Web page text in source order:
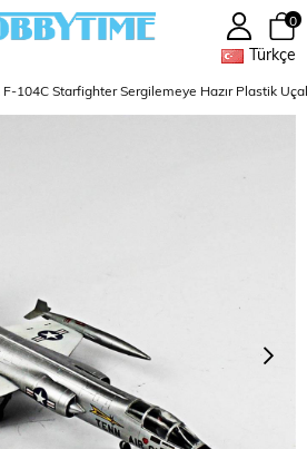
Türkçe
0
104C Starfighter Sergilemeye Hazır Plastik